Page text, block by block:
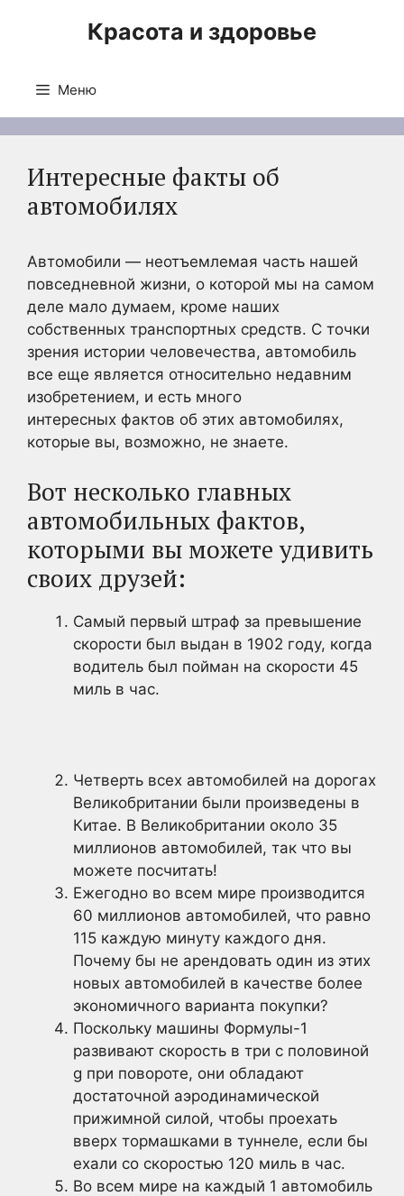
Красота и здоровье
Меню
Интересные факты об
автомобилях
Автомобили — неотъемлемая часть нашей
повседневной жизни, о которой мы на самом
деле мало думаем, кроме наших
собственных транспортных средств. С точки
зрения истории человечества, автомобиль
все еще является относительно недавним
изобретением, и есть много
интересных фактов об этих автомобилях,
которые вы, возможно, не знаете.
Вот несколько главных
автомобильных фактов,
которыми вы можете удивить
своих друзей:
Самый первый штраф за превышение
скорости был выдан в 1902 году, когда
водитель был пойман на скорости 45
миль в час.
Четверть всех автомобилей на дорогах
Великобритании были произведены в
Китае. В Великобритании около 35
миллионов автомобилей, так что вы
можете посчитать!
Ежегодно во всем мире производится
60 миллионов автомобилей, что равно
115 каждую минуту каждого дня.
Почему бы не арендовать один из этих
новых автомобилей в качестве более
экономичного варианта покупки?
Поскольку машины Формулы-1
развивают скорость в три с половиной
g при повороте, они обладают
достаточной аэродинамической
прижимной силой, чтобы проехать
вверх тормашками в туннеле, если бы
ехали со скоростью 120 миль в час.
Во всем мире на каждый 1 автомобиль